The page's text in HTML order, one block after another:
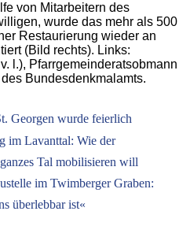
von Mitarbeitern des
wurde das mehr als 500
Restaurierung wieder an
(Bild rechts). Links:
l.), Pfarrgemeinderatsobmann
Bundesdenkmalamts.
Georgen wurde feierlich
im Lavanttal: Wie der
Tal mobilisieren will
im Twimberger Graben:
überlebbar ist«